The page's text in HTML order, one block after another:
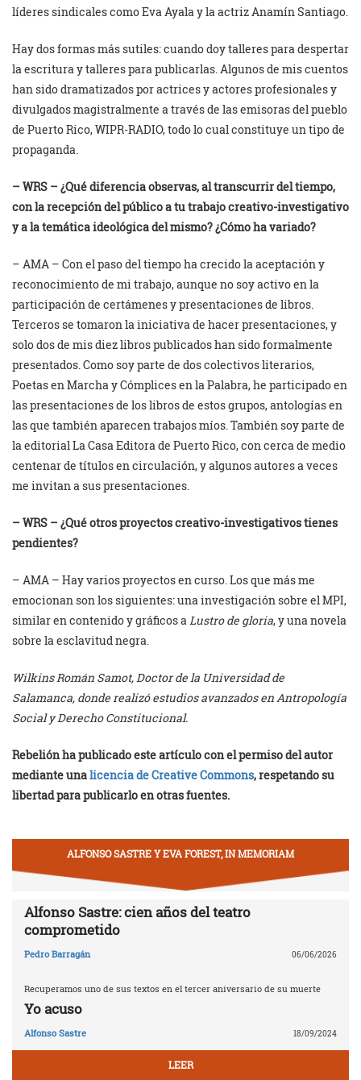
líderes sindicales como Eva Ayala y la actriz Anamín Santiago.
Hay dos formas más sutiles: cuando doy talleres para despertar
la escritura y talleres para publicarlas. Algunos de mis cuentos
han sido dramatizados por actrices y actores profesionales y
divulgados magistralmente a través de las emisoras del pueblo
de Puerto Rico, WIPR-RADIO, todo lo cual constituye un tipo de
propaganda.
– WRS – ¿Qué diferencia observas, al transcurrir del tiempo,
con la recepción del público a tu trabajo creativo-investigativo
y a la temática ideológica del mismo? ¿Cómo ha variado?
– AMA – Con el paso del tiempo ha crecido la aceptación y
reconocimiento de mi trabajo, aunque no soy activo en la
participación de certámenes y presentaciones de libros.
Terceros se tomaron la iniciativa de hacer presentaciones, y
solo dos de mis diez libros publicados han sido formalmente
presentados. Como soy parte de dos colectivos literarios,
Poetas en Marcha y Cómplices en la Palabra, he participado en
las presentaciones de los libros de estos grupos, antologías en
las que también aparecen trabajos míos. También soy parte de
la editorial La Casa Editora de Puerto Rico, con cerca de medio
centenar de títulos en circulación, y algunos autores a veces
me invitan a sus presentaciones.
– WRS – ¿Qué otros proyectos creativo-investigativos tienes
pendientes?
– AMA – Hay varios proyectos en curso. Los que más me
emocionan son los siguientes: una investigación sobre el MPI,
similar en contenido y gráficos a Lustro de gloria, y una novela
sobre la esclavitud negra.
Wilkins Román Samot, Doctor de la Universidad de
Salamanca, donde realizó estudios avanzados en Antropología
Social y Derecho Constitucional.
Rebelión ha publicado este artículo con el permiso del autor
mediante unalicencia de Creative Commons, respetando su
libertad para publicarlo en otras fuentes.
ALFONSO SASTRE Y EVA FOREST, IN MEMORIAM
Alfonso Sastre: cien años del teatro
comprometido
Pedro Barragán 06/06/2026
Recuperamos uno de sus textos en el tercer aniversario de su muerte
Yo acuso
Alfonso Sastre 18/09/2024
LEER